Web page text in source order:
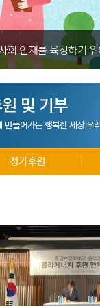
회 인재를 육성하기
및 기부
만들어가는 행복한 세상 우
정기후원